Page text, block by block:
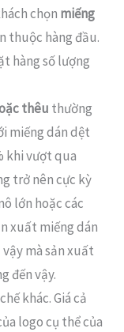
chọn miếng
thuộc hàng đầu.
hàng số lượng
thêu thường
miếng dán dệt
khi vượt qua
trở nên cực kỳ
lớn hoặc các
xuất miếng dán
mà sản xuất
đến vậy.
khác. Giá cả
logo cụ thể của